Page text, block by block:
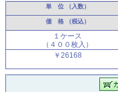
単 位（入数）
価 格（税込）
１ケース
（４００枚入）
￥26168